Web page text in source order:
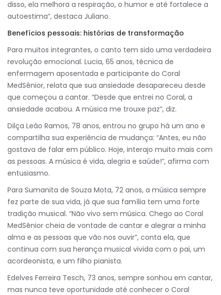
disso, ela melhora a respiração, o humor e até fortalece a
autoestima”, destaca Juliano.
Benefícios pessoais: histórias de transformação
Para muitos integrantes, o canto tem sido uma verdadeira
revolução emocional. Lucia, 65 anos, técnica de
enfermagem aposentada e participante do Coral
MedSênior, relata que sua ansiedade desapareceu desde
que começou a cantar. “Desde que entrei no Coral, a
ansiedade acabou. A música me trouxe paz”, diz.
Dilça Leão Ramos, 78 anos, entrou no grupo há um ano e
compartilha sua experiência de mudança: “Antes, eu não
gostava de falar em público. Hoje, interajo muito mais com
as pessoas. A música é vida, alegria e saúde!”, afirma com
entusiasmo.
Para Sumanita de Souza Mota, 72 anos, a música sempre
fez parte de sua vida, já que sua família tem uma forte
tradição musical. “Não vivo sem música. Chego ao Coral
MedSênior cheia de vontade de cantar e alegrar a minha
alma e as pessoas que vão nos ouvir”, conta ela, que
continua com sua herança musical vivida com o pai, um
acordeonista, e um filho pianista.
Edelves Ferreira Tesch, 73 anos, sempre sonhou em cantar,
mas nunca teve oportunidade até conhecer o Coral